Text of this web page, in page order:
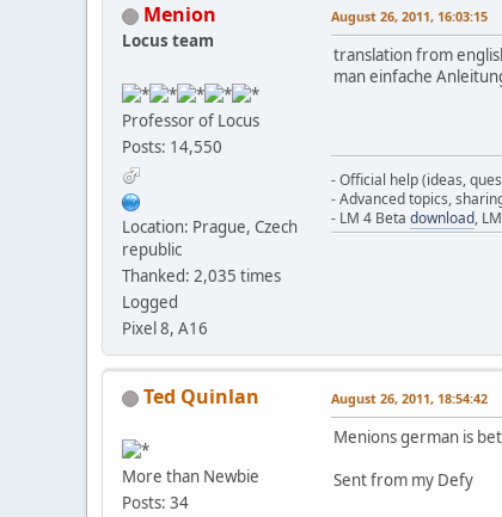
Menion
Locus team
Professor of Locus
Posts: 14,550
Location: Prague, Czech
republic
Thanked: 2,035 times
Logged
Pixel 8, A16
August 26, 2011, 16:03:15
translation from
man einfache
- Official help (ideas,
- Advanced topics,
- LM 4 Beta download,
Ted Quinlan
More than Newbie
Posts: 34
August 26, 2011, 18:54:42
Menions german is
Sent from my Defy